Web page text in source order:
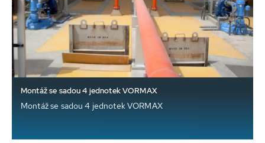
Montáž se sadou 4 jednotek VORMAX
Montáž se sadou 4 jednotek VORMAX